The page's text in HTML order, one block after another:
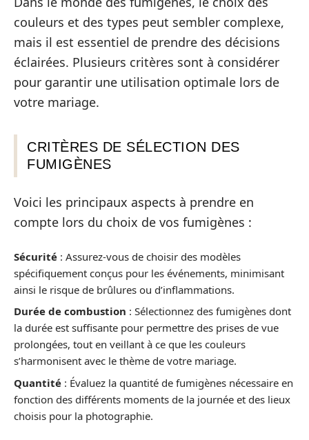
couleurs et des types peut sembler complexe,
mais il est essentiel de prendre des décisions
éclairées. Plusieurs critères sont à considérer
pour garantir une utilisation optimale lors de
votre mariage.
CRITÈRES DE SÉLECTION DES
FUMIGÈNES
Voici les principaux aspects à prendre en
compte lors du choix de vos fumigènes :
Sécurité : Assurez-vous de choisir des modèles
spécifiquement conçus pour les événements, minimisant
ainsi le risque de brûlures ou d’inflammations.
Durée de combustion : Sélectionnez des fumigènes dont
la durée est suffisante pour permettre des prises de vue
prolongées, tout en veillant à ce que les couleurs
s’harmonisent avec le thème de votre mariage.
Quantité : Évaluez la quantité de fumigènes nécessaire en
fonction des différents moments de la journée et des lieux
choisis pour la photographie.